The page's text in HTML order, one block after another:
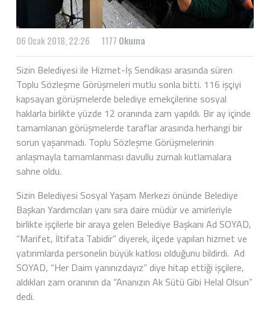
06 Ocak 2018, 22:26 1177 Okuma
Sizin Belediyesi ile Hizmet-İş Sendikası arasında süren
Toplu Sözleşme Görüşmeleri mutlu sonla bitti. 116 işçiyi
kapsayan görüşmelerde belediye emekçilerine sosyal
haklarla birlikte yüzde 12 oranında zam yapıldı. Bir ay içinde
tamamlanan görüşmelerde taraflar arasında herhangi bir
sorun yaşanmadı. Toplu Sözleşme Görüşmelerinin
anlaşmayla tamamlanması davullu zurnalı kutlamalara
sahne oldu.
Sizin Belediyesi Sosyal Yaşam Merkezi önünde Belediye
Başkan Yardımcıları yanı sıra daire müdür ve amirleriyle
birlikte işçilerle bir araya gelen Belediye Başkanı Ad SOYAD,
“Marifet, İltifata Tabidir” diyerek, ilçede yapılan hizmet ve
yatırımlarda personelin büyük katkısı olduğunu bildirdi. Ad
SOYAD, “Her Daim yanınızdayız” diye hitap ettiği işçilere,
aldıkları zam oranının da “Ananızın Ak Sütü Gibi Helal Olsun”
dedi.